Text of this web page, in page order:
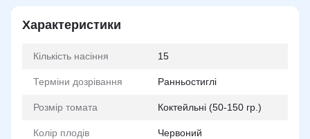
Характеристики
Кількість насіння 15
Терміни дозрівання Ранньостиглі
Розмір томата Коктейльні (50-150 гр.)
Колір плодів Червоний